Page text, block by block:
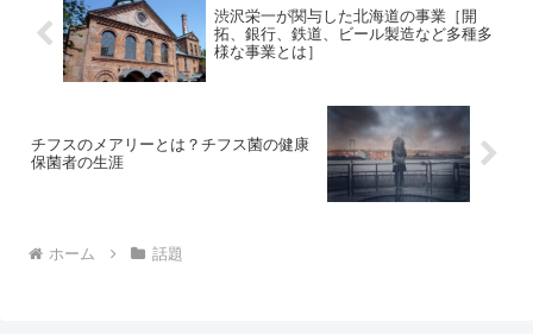
渋沢栄一が関与した北海道の事業［開
拓、銀行、鉄道、ビール製造など多種多
様な事業とは］
チフスのメアリーとは？チフス菌の健康
保菌者の生涯
ホーム 話題